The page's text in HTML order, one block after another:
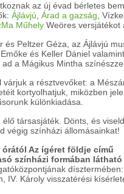
az új évad bérletes
Ájlávjú Árad a gazság ,
Műhely Weöres versjátékot
és Peltzer Géza, az Ájlávjú
és Keller Dániel valamint
a Mágikus Mintha
várjuk a résztvevőket: a
kortyolhatjuk, miközben
különkiadása.
társasjáték. Dönts, és
végig színházi állomásainkat!
órától Az ígéret földje című
színházi formában látható
dísztermében:
IV. Károly visszatérési